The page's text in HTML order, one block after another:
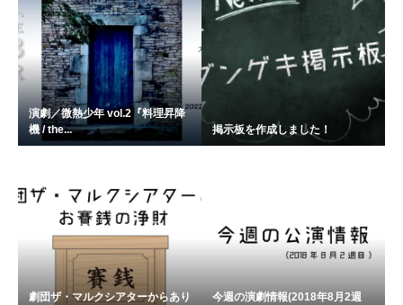
演劇／微熱少年 vol.2『料理昇降
機 / the...
掲示板を作成しました！
劇団ザ・マルクシアターからあり
今週の演劇情報(2018年8月2週